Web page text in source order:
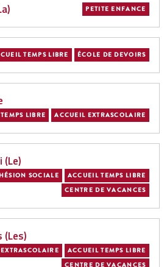
PETITE ENFANCE
TEMPS LIBRE ÉCOLE DE DEVOIRS
LIBRE ACCUEIL EXTRASCOLAIRE
SOCIALE
ACCUEIL TEMPS LIBRE
CENTRE DE VACANCES
ACCUEIL TEMPS LIBRE
CENTRE DE VACANCES